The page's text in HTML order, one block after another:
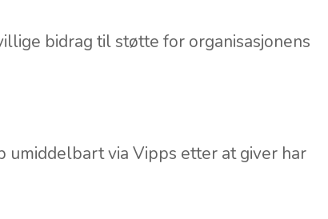
bidrag til støtte for organisasjonens
via Vipps etter at giver har